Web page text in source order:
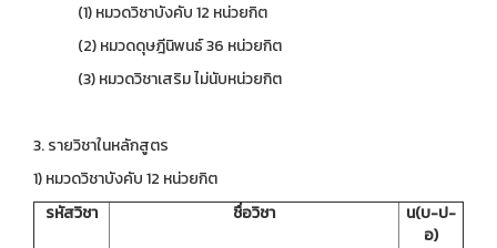
(1) หมวดวิชาบังคับ 12 หน่วยกิต
(2) หมวดดุษฎีนิพนธ์ 36 หน่วยกิต
(3) หมวดวิชาเสริม ไม่นับหน่วยกิต
3. รายวิชาในหลักสูตร
1) หมวดวิชาบังคับ 12 หน่วยกิต
รหัสวิชา
ชื่อวิชา
น(บ-ป-
อ)